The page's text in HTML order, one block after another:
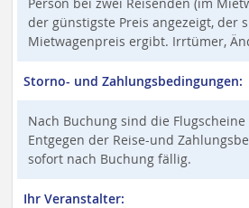
der günstigste Preis angezeigt, der
Mietwagenpreis ergibt. Irrtümer,
Storno- und Zahlungsbedingungen:
Nach Buchung sind die
Entgegen der Reise-und
sofort nach Buchung fällig.
Ihr Veranstalter: